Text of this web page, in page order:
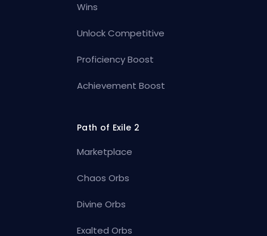
Wins
Unlock Competitive
Proficiency Boost
Achievement Boost
Path of Exile 2
Marketplace
Chaos Orbs
Divine Orbs
Exalted Orbs